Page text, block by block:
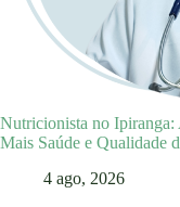
Nutricionista no Ipiranga:
Mais Saúde e Qualidade
4 ago, 2026